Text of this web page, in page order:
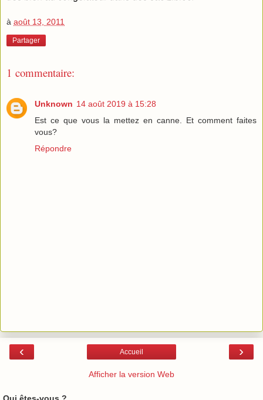
à août 13, 2011
Partager
1 commentaire:
Unknown 14 août 2019 à 15:28
Est ce que vous la mettez en canne. Et comment faites
vous?
Répondre
‹ ›
Accueil
Afficher la version Web